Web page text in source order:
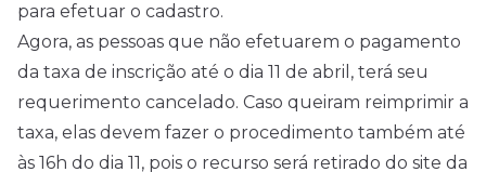
para efetuar o cadastro.
Agora, as pessoas que não efetuarem o pagamento
da taxa de inscrição até o dia 11 de abril, terá seu
requerimento cancelado. Caso queiram reimprimir a
taxa, elas devem fazer o procedimento também até
às 16h do dia 11, pois o recurso será retirado do site da